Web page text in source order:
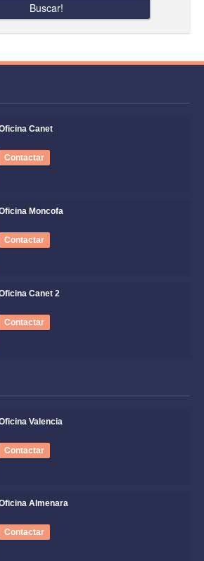
Buscar!
Canet
Contactar
Moncofa
Contactar
Canet 2
Contactar
Valencia
Contactar
Almenara
Contactar